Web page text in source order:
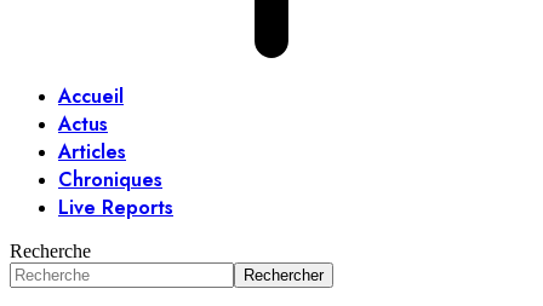
Accueil
Actus
Articles
Chroniques
Live Reports
Recherche